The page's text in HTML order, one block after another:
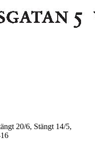
20/6, Stängt 14/5,